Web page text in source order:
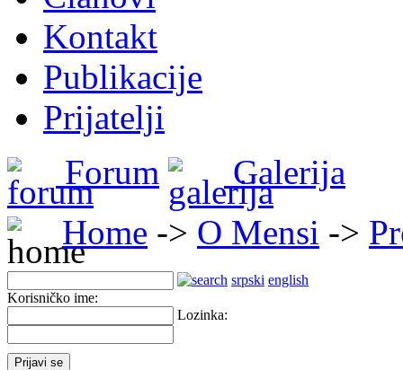
Kontakt
Publikacije
Prijatelji
Forum
Galerija
Home -> O Mensi ->
srpski english
Korisničko ime:
Lozinka: